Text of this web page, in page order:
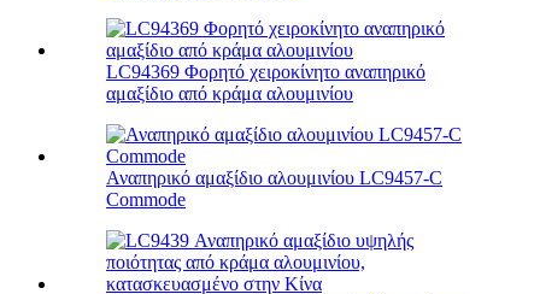
LC94369 Φορητό χειροκίνητο αναπηρικό
αμαξίδιο από κράμα αλουμινίου
Αναπηρικό αμαξίδιο αλουμινίου LC9457-C
Commode